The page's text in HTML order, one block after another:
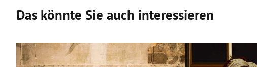
Das könnte Sie auch interessieren